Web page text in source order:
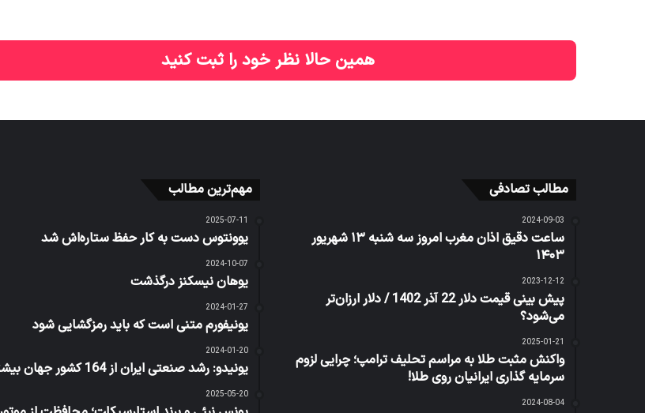
همین حالا نظر خود را ثبت کنید
مطالب تصادفی
2024-09-03
ساعت دقیق اذان مغرب امروز سه شنبه ۱۳ شهریور
۱۴۰۳
2023-12-12
پیش بینی قیمت دلار 22 آذر 1402 / دلار ارزان‌تر
می‌شود؟
2025-01-21
واکنش مثبت طلا به مراسم تحلیف ترامپ؛ چرایی لزوم
سرمایه گذاری ایرانیان روی طلا!
2024-08-04
مهم‌ترین مطالب
2025-07-11
یوونتوس دست به کار حفظ ستاره‌اش شد
2024-10-07
یوهان نیسکنز درگذشت
2024-01-27
یونیفورم متنی است که باید رمزگشایی شود
2024-01-20
یونیدو: رشد صنعتی ایران از 164 کشور جهان بیشتر شد
2025-05-20